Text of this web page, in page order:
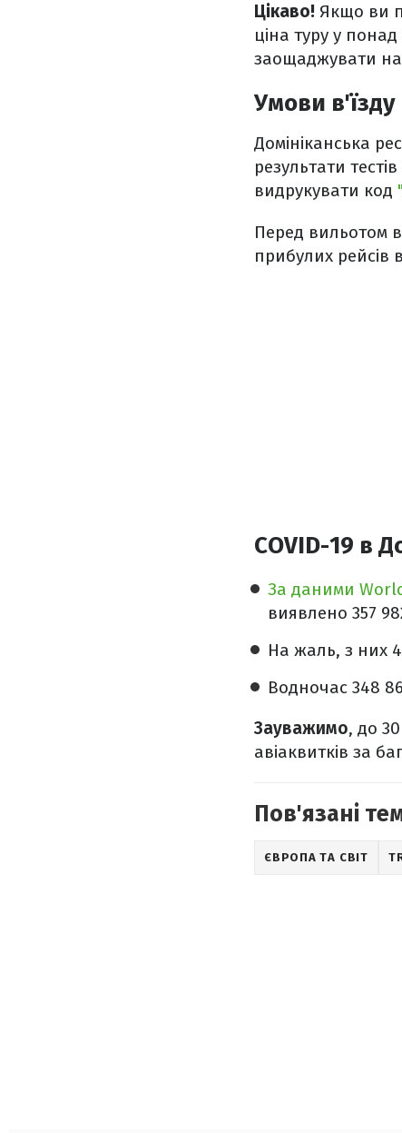
Цікаво! Якщо ви
ціна туру у
заощаджувати на
Умови в'їзду
Домініканська
результати
видрукувати код
Перед вильотом
прибулих рейсів
COVID-19 в
За даними
виявлено 357
На жаль, з них
Водночас 348
Зауважимо, до
авіаквитків за
Пов'язані
ЄВРОПА ТА СВІТ